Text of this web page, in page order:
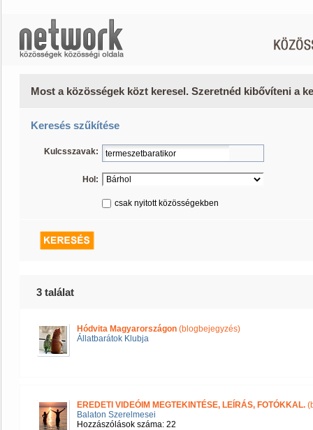
Most a közösségek közt keresel. Szeretnéd kibővíteni a
Keresés szűkítése
Kulcsszavak:
Hol:
csak nyitott közösségekben
3 találat
Hódvita Magyarországon (blogbejegyzés)
Állatbarátok Klubja
EREDETI VIDEÓIM MEGTEKINTÉSE, LEÍRÁS, FOTÓKKAL.
Balaton Szerelmesei
Hozzászólások száma: 22